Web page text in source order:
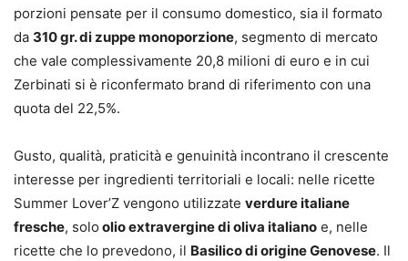
porzioni pensate per il consumo domestico, sia il formato
da 310 gr. di zuppe monoporzione, segmento di mercato
che vale complessivamente 20,8 milioni di euro e in cui
Zerbinati si è riconfermato brand di riferimento con una
quota del 22,5%.
Gusto, qualità, praticità e genuinità incontrano il crescente
interesse per ingredienti territoriali e locali: nelle ricette
Summer Lover’Z vengono utilizzate verdure italiane
fresche, solo olio extravergine di oliva italiano e, nelle
ricette che lo prevedono, il Basilico di origine Genovese. Il